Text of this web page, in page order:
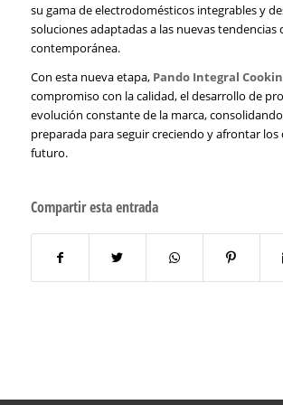
su gama de electrodomésticos integrables y
soluciones adaptadas a las nuevas tendencias
contemporánea.
Con esta nueva etapa, Pando Integral
compromiso con la calidad, el desarrollo de
evolución constante de la marca,
preparada para seguir creciendo y afrontar los
futuro.
Compartir esta entrada